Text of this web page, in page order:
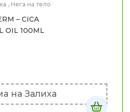
, Нега на тело
– CICA
OIL 100ML
на Залиха